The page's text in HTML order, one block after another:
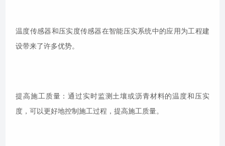
温度传感器和压实度传感器在智能压实系统中的应用为工程建
设带来了许多优势。
提高施工质量：通过实时监测土壤或沥青材料的温度和压实
度，可以更好地控制施工过程，提高施工质量。